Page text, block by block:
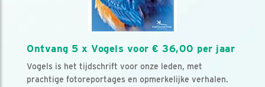
Ontvang 5 x Vogels voor € 36,00 per jaar
Vogels is het tijdschrift voor onze leden, met
prachtige fotoreportages en opmerkelijke verhalen.